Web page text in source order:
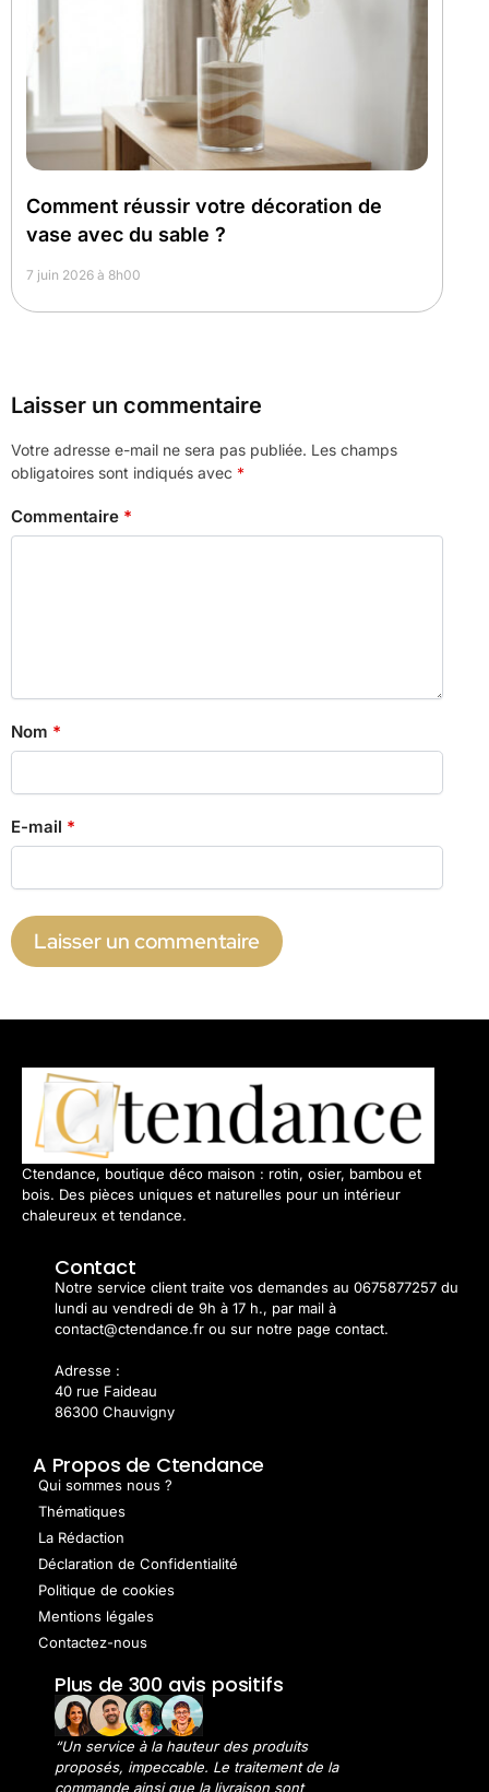
Comment réussir votre décoration de
vase avec du sable ?
7 juin 2026 à 8h00
Laisser un commentaire
Votre adresse e-mail ne sera pas publiée. Les champs
obligatoires sont indiqués avec *
Commentaire *
Nom *
E-mail *
Ctendance, boutique déco maison : rotin, osier, bambou et
bois. Des pièces uniques et naturelles pour un intérieur
chaleureux et tendance.
Contact
Notre service client traite vos demandes au 0675877257 du
lundi au vendredi de 9h à 17 h., par mail à
contact@ctendance.fr ou sur notre page contact.
Adresse :
40 rue Faideau
86300 Chauvigny
A Propos de Ctendance
Qui sommes nous ?
Thématiques
La Rédaction
Déclaration de Confidentialité
Politique de cookies
Mentions légales
Contactez-nous
Plus de 300 avis positifs
“Un service à la hauteur des produits
proposés, impeccable. Le traitement de la
commande ainsi que la livraison sont